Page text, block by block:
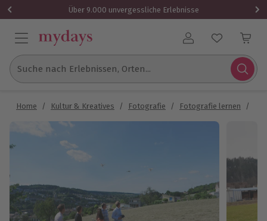
Über 9.000 unvergessliche Erlebnisse
Benutzerkonto
Suche nach Erlebnissen, Orten...
Home / Kultur & Kreatives / Fotografie / Fotografie lernen /